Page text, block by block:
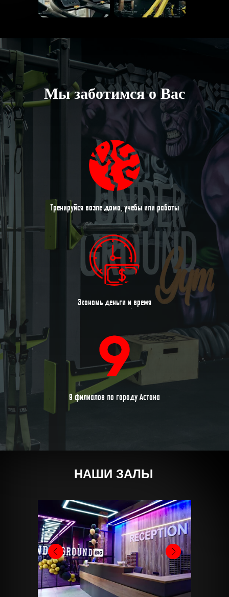
Мы заботимся о Вас
Тренируйся возле дома, учебы или работы
Экономь деньги и время
9 филиалов по городу Астана
НАШИ ЗАЛЫ